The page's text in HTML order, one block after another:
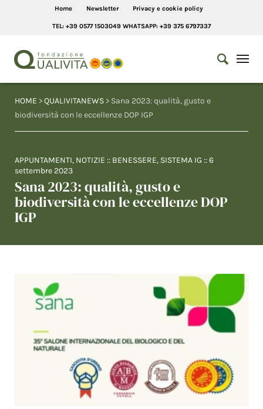
Home Newsletter Privacy e cookie policy
TEL: +39 0577 1503049 WHATSAPP: +39 375 6797337
HOME >QUALIVITANEWS > Sana 2023: qualità, gusto e
biodiversità con le eccellenze DOP IGP
APPUNTAMENTI, NOTIZIE :: BENESSERE, SISTEMA IG ::6
settembre 2023
Sana 2023: qualità, gusto e
biodiversità con le eccellenze DOP
IGP